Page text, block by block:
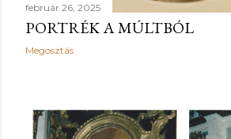
február 26, 2025
PORTRÉK A MÚLTBÓL
Megosztás